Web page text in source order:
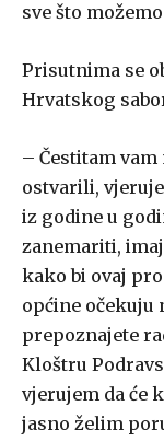
sve što
Prisutnima se
Hrvatskog
– Čestitam
ostvarili,
iz godine u
zanemariti,
kako bi ovaj
općine očekuju
prepoznajete
Kloštru
vjerujem da će
jasno želim